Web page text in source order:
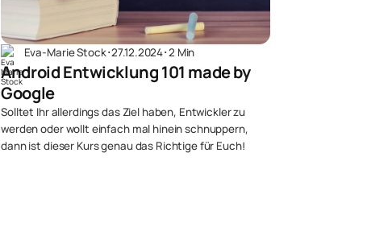
Eva-Marie Stock･27.12.2024･2 Min
Android Entwicklung 101 made by
Google
Solltet Ihr allerdings das Ziel haben, Entwickler zu
werden oder wollt einfach mal hinein schnuppern,
dann ist dieser Kurs genau das Richtige für Euch!